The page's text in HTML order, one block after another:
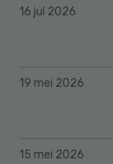
16 jul 2026
19 mei 2026
15 mei 2026